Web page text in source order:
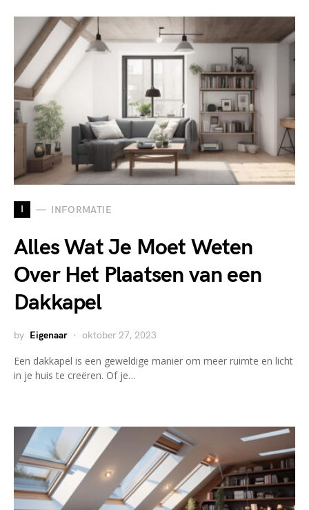
I INFORMATIE
Alles Wat Je Moet Weten
Over Het Plaatsen van een
Dakkapel
by Eigenaar oktober 27, 2023
Een dakkapel is een geweldige manier om meer ruimte en licht
in je huis te creëren. Of je…